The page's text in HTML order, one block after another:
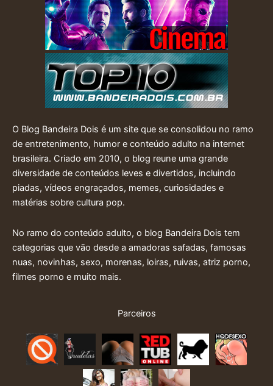
O Blog Bandeira Dois é um site que se consolidou no ramo
de entretenimento, humor e conteúdo adulto na internet
brasileira. Criado em 2010, o blog reune uma grande
diversidade de conteúdos leves e divertidos, incluindo
piadas, vídeos engraçados, memes, curiosidades e
matérias sobre cultura pop.
No ramo do conteúdo adulto, o blog Bandeira Dois tem
categorias que vão desde a amadoras safadas, famosas
nuas, novinhas, sexo, morenas, loiras, ruivas, atriz porno,
filmes porno e muito mais.
Parceiros